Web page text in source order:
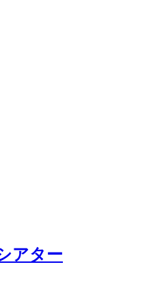
アター